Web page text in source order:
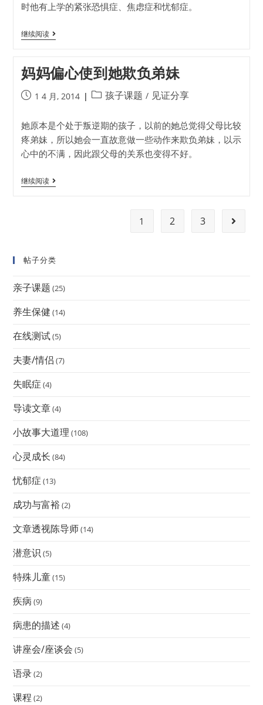
时他有上学的紧张恐惧症、焦虑症和忧郁症。
继续阅读
妈妈偏心使到她欺负弟妹
1 4 月, 2014 孩子课题 / 见证分享
她原本是个处于叛逆期的孩子，以前的她总觉得父母比较
疼弟妹，所以她会一直故意做一些动作来欺负弟妹，以示
心中的不满，因此跟父母的关系也变得不好。
继续阅读
1 2 3
帖子分类
亲子课题 (25)
养生保健 (14)
在线测试(5)
夫妻/情侣 (7)
失眠症 (4)
导读文章(4)
小故事大道理 (108)
心灵成长 (84)
忧郁症 (13)
成功与富裕(2)
文章透视陈导师(14)
潜意识 (5)
特殊儿童(15)
疾病 (9)
病患的描述 (4)
讲座会/座谈会 (5)
语录(2)
课程 (2)